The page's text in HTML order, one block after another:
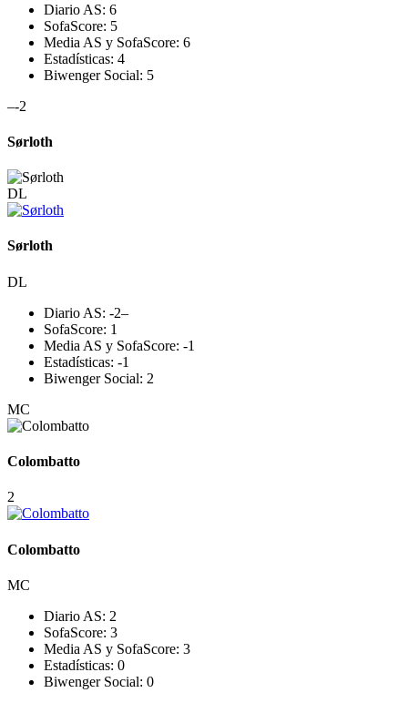
Diario AS: 6
SofaScore: 5
Media AS y SofaScore: 6
Estadísticas: 4
Biwenger Social: 5
–-2
Sørloth
DL
Sørloth
DL
Diario AS: -2–
SofaScore: 1
Media AS y SofaScore: -1
Estadísticas: -1
Biwenger Social: 2
MC
Colombatto
2
Colombatto
MC
Diario AS: 2
SofaScore: 3
Media AS y SofaScore: 3
Estadísticas: 0
Biwenger Social: 0